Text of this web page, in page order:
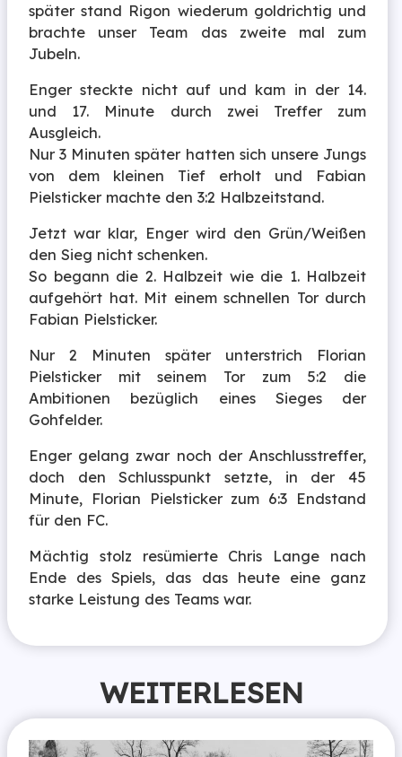
später stand Rigon wiederum goldrichtig und
brachte unser Team das zweite mal zum
Jubeln.
Enger steckte nicht auf und kam in der 14.
und 17. Minute durch zwei Treffer zum
Ausgleich.
Nur 3 Minuten später hatten sich unsere Jungs
von dem kleinen Tief erholt und Fabian
Pielsticker machte den 3:2 Halbzeitstand.
Jetzt war klar, Enger wird den Grün/Weißen
den Sieg nicht schenken.
So begann die 2. Halbzeit wie die 1. Halbzeit
aufgehört hat. Mit einem schnellen Tor durch
Fabian Pielsticker.
Nur 2 Minuten später unterstrich Florian
Pielsticker mit seinem Tor zum 5:2 die
Ambitionen bezüglich eines Sieges der
Gohfelder.
Enger gelang zwar noch der Anschlusstreffer,
doch den Schlusspunkt setzte, in der 45
Minute, Florian Pielsticker zum 6:3 Endstand
für den FC.
Mächtig stolz resümierte Chris Lange nach
Ende des Spiels, das das heute eine ganz
starke Leistung des Teams war.
WEITERLESEN